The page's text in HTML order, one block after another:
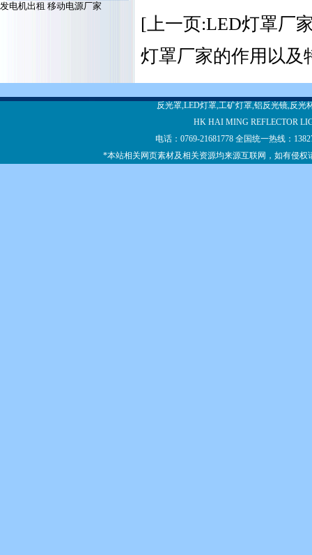
发电机出租 移动电源厂家
[上一页:LED灯罩厂
灯罩厂家的作用以及
反光罩,LED灯罩,工矿灯罩,铝反光镜,反
HK HAI MING REFLECTOR
电话：0769-21681778 全国统一热线：
*本站相关网页素材及相关资源均来源互联网，如有侵